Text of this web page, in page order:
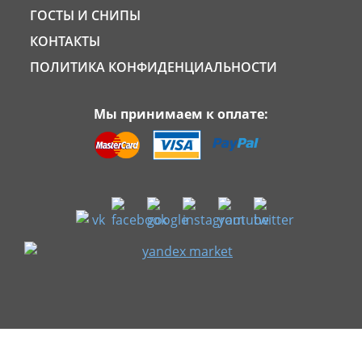
ГОСТЫ И СНИПЫ
КОНТАКТЫ
ПОЛИТИКА КОНФИДЕНЦИАЛЬНОСТИ
Мы принимаем к оплате: